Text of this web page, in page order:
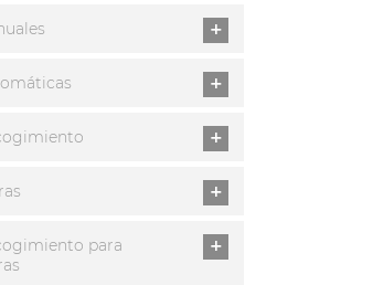
para